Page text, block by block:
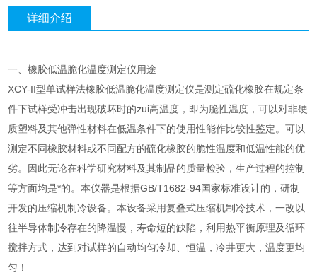
详细介绍
一、橡胶低温脆化温度测定仪用途
XCY-II型单试样法橡胶低温脆化温度测定仪是测定硫化橡胶在规定条
件下试样受冲击出现破坏时的zui高温度，即为脆性温度，可以对非硬
质塑料及其他弹性材料在低温条件下的使用性能作比较性鉴定。可以
测定不同橡胶材料或不同配方的硫化橡胶的脆性温度和低温性能的优
劣。因此无论在科学研究材料及其制品的质量检验，生产过程的控制
等方面均是*的。本仪器是根据GB/T1682-94国家标准设计的，研制
开发的压缩机制冷设备。本设备采用复叠式压缩机制冷技术，一改以
往半导体制冷存在的降温慢，寿命短的缺陷，利用热平衡原理及循环
搅拌方式，达到对试样的自动均匀冷却、恒温，冷井更大，温度更均
匀！